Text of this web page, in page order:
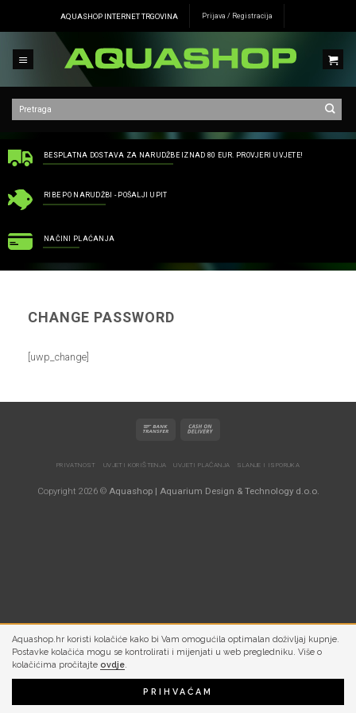
Aquashop.hr koristi kolačiće kako bi Vam omogućila optimalan doživljaj kupnje.
Postavke kolačića mogu se kontrolirati i mijenjati u web pregledniku. Više o
kolačićima pročitajte ovdje
PRIHVAĆAM
AQUASHOP INTERNET TRGOVINA Prijava / Registracija
BESPLATNA DOSTAVA ZA NARUDŽBE IZNAD 80 EUR. PROVJERI UVJETE!
RIBE PO NARUDŽBI - POŠALJI UPIT
NAČINI PLAĆANJA
CHANGE PASSWORD
[uwp_change]
PRIVATNOST UVJETI KORIŠTENJA UVJETI PLAĆANJA SLANJE I ISPORUKA
Copyright 2026 © Aquashop | Aquarium Design & Technology d.o.o.